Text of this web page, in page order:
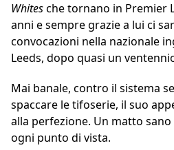
Whitesche tornano in Premier
anni e sempre grazie a lui ci
convocazioni nella nazionale
Leeds, dopo quasi un
Mai banale, contro il sistema
spaccare le tifoserie, il suo
alla perfezione. Un matto
ogni punto di vista.